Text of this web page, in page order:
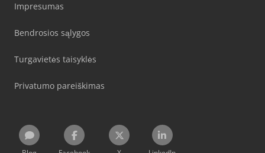
Impresumas
Bendrosios sąlygos
Turgavietės taisyklės
Privatumo pareiškimas